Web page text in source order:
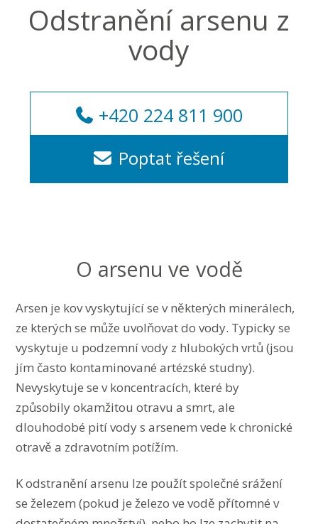
Odstranění arsenu z
vody
+420 224 811 900
Poptat řešení
O arsenu ve vodě
Arsen je kov vyskytující se v některých minerálech,
ze kterých se může uvolňovat do vody. Typicky se
vyskytuje u podzemní vody z hlubokých vrtů (jsou
jím často kontaminované artézské studny).
Nevyskytuje se v koncentracích, které by
způsobily okamžitou otravu a smrt, ale
dlouhodobé pití vody s arsenem vede k chronické
otravě a zdravotním potížím.
K odstranění arsenu lze použít společné srážení
se železem (pokud je železo ve vodě přítomné v